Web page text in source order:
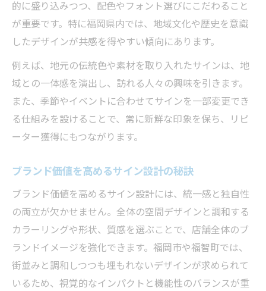
的に盛り込みつつ、配色やフォント選びにこだわること
が重要です。特に福岡県内では、地域文化や歴史を意識
したデザインが共感を得やすい傾向にあります。
例えば、地元の伝統色や素材を取り入れたサインは、地
域との一体感を演出し、訪れる人々の興味を引きます。
また、季節やイベントに合わせてサインを一部変更でき
る仕組みを設けることで、常に新鮮な印象を保ち、リピ
ーター獲得にもつながります。
ブランド価値を高めるサイン設計の秘訣
ブランド価値を高めるサイン設計には、統一感と独自性
の両立が欠かせません。全体の空間デザインと調和する
カラーリングや形状、質感を選ぶことで、店舗全体のブ
ランドイメージを強化できます。福岡市や福智町では、
街並みと調和しつつも埋もれないデザインが求められて
いるため、視覚的なインパクトと機能性のバランスが重